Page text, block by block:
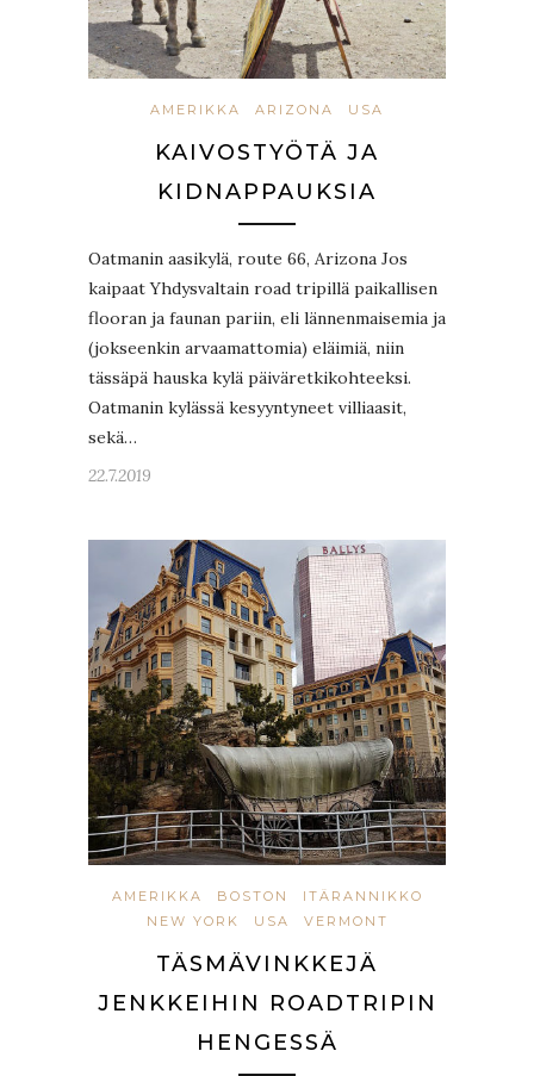
AMERIKKA ARIZONA USA
KAIVOSTYÖTÄ JA
KIDNAPPAUKSIA
Oatmanin aasikylä, route 66, Arizona Jos
kaipaat Yhdysvaltain road tripillä paikallisen
flooran ja faunan pariin, eli lännenmaisemia ja
(jokseenkin arvaamattomia) eläimiä, niin
tässäpä hauska kylä päiväretkikohteeksi.
Oatmanin kylässä kesyyntyneet villiaasit,
sekä…
22.7.2019
AMERIKKA BOSTON
ITÄRANNIKKO
NEW YORK
USA VERMONT
TÄSMÄVINKKEJÄ
JENKKEIHIN ROADTRIPIN
HENGESSÄ